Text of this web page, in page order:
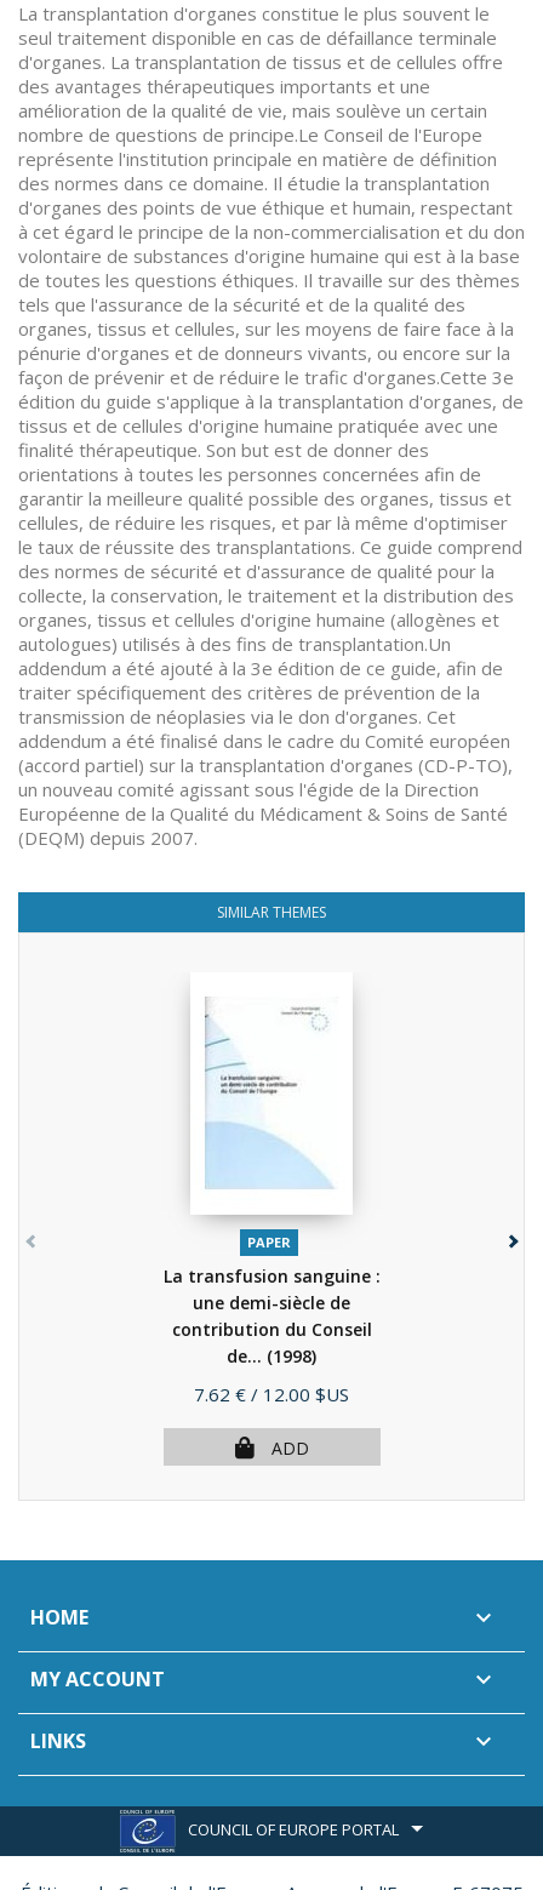
La transplantation d'organes constitue le plus souvent le
seul traitement disponible en cas de défaillance terminale
d'organes. La transplantation de tissus et de cellules offre
des avantages thérapeutiques importants et une
amélioration de la qualité de vie, mais soulève un certain
nombre de questions de principe.Le Conseil de l'Europe
représente l'institution principale en matière de définition
des normes dans ce domaine. Il étudie la transplantation
d'organes des points de vue éthique et humain, respectant
à cet égard le principe de la non-commercialisation et du don
volontaire de substances d'origine humaine qui est à la base
de toutes les questions éthiques. Il travaille sur des thèmes
tels que l'assurance de la sécurité et de la qualité des
organes, tissus et cellules, sur les moyens de faire face à la
pénurie d'organes et de donneurs vivants, ou encore sur la
façon de prévenir et de réduire le trafic d'organes.Cette 3e
édition du guide s'applique à la transplantation d'organes, de
tissus et de cellules d'origine humaine pratiquée avec une
finalité thérapeutique. Son but est de donner des
orientations à toutes les personnes concernées afin de
garantir la meilleure qualité possible des organes, tissus et
cellules, de réduire les risques, et par là même d'optimiser
le taux de réussite des transplantations. Ce guide comprend
des normes de sécurité et d'assurance de qualité pour la
collecte, la conservation, le traitement et la distribution des
organes, tissus et cellules d'origine humaine (allogènes et
autologues) utilisés à des fins de transplantation.Un
addendum a été ajouté à la 3e édition de ce guide, afin de
traiter spécifiquement des critères de prévention de la
transmission de néoplasies via le don d'organes. Cet
addendum a été finalisé dans le cadre du Comité européen
(accord partiel) sur la transplantation d'organes (CD-P-TO),
un nouveau comité agissant sous l'égide de la Direction
Européenne de la Qualité du Médicament & Soins de Santé
(DEQM) depuis 2007.
SIMILAR THEMES
PAPER
La transfusion sanguine :
une demi-siècle de
contribution du Conseil
de... (1998)
Price
7.62 € / 12.00 $US
ADD
HOME 
MY ACCOUNT 
LINKS 
COUNCIL OF EUROPE PORTAL